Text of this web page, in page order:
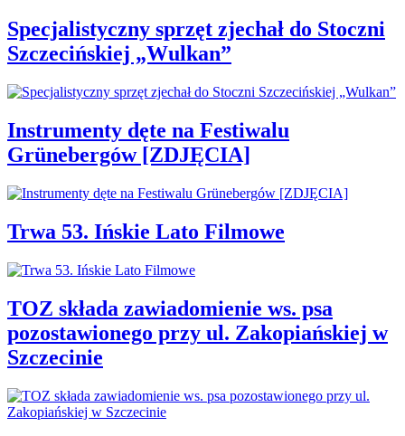
Specjalistyczny sprzęt zjechał do Stoczni
Szczecińskiej „Wulkan”
Instrumenty dęte na Festiwalu
Grünebergów [ZDJĘCIA]
Trwa 53. Ińskie Lato Filmowe
TOZ składa zawiadomienie ws. psa
pozostawionego przy ul. Zakopiańskiej w
Szczecinie